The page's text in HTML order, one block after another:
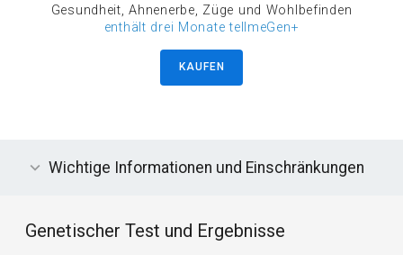
Gesundheit, Ahnenerbe, Züge und Wohlbefinden
enthält drei Monate tellmeGen+
KAUFEN
Wichtige Informationen und Einschränkungen
Genetischer Test und Ergebnisse